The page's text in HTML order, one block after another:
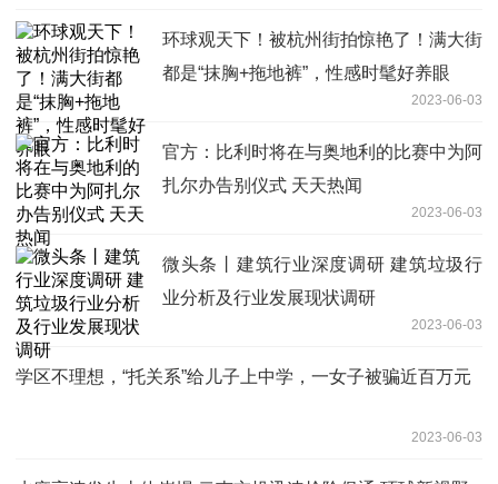
环球观天下！被杭州街拍惊艳了！满大街
都是“抹胸+拖地裤”，性感时髦好养眼
2023-06-03
官方：比利时将在与奥地利的比赛中为阿
扎尔办告别仪式 天天热闻
2023-06-03
微头条丨建筑行业深度调研 建筑垃圾行
业分析及行业发展现状调研
2023-06-03
学区不理想，“托关系”给儿子上中学，一女子被骗近百万元
2023-06-03